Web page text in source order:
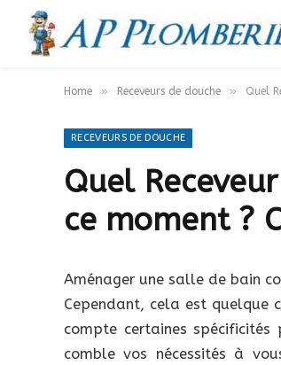
Home » Receveurs de douche » Quel
RECEVEURS DE DOUCHE
Quel
ce moment ?
Aménager une salle de bain
Cependant, cela est quelque
compte certaines
comble vos nécessités à